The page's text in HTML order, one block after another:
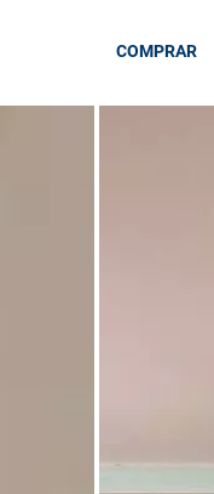
COMPRAR